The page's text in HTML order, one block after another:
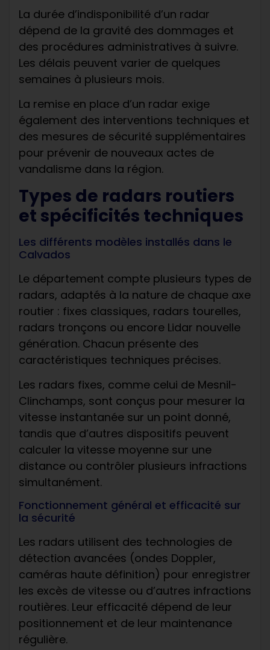
La durée d’indisponibilité d’un radar
dépend de la gravité des dommages et
des procédures administratives à suivre.
Les délais peuvent varier de quelques
semaines à plusieurs mois.
La remise en place d’un radar exige
également des interventions techniques et
des mesures de sécurité supplémentaires
pour prévenir de nouveaux actes de
vandalisme dans la région.
Types de radars routiers
et spécificités techniques
Les différents modèles installés dans le
Calvados
Le département compte plusieurs types de
radars, adaptés à la nature de chaque axe
routier : fixes classiques, radars tourelles,
radars tronçons ou encore Lidar nouvelle
génération. Chacun présente des
caractéristiques techniques précises.
Les radars fixes, comme celui de Mesnil-
Clinchamps, sont conçus pour mesurer la
vitesse instantanée sur un point donné,
tandis que d’autres dispositifs peuvent
calculer la vitesse moyenne sur une
distance ou contrôler plusieurs infractions
simultanément.
Fonctionnement général et efficacité sur
la sécurité
Les radars utilisent des technologies de
détection avancées (ondes Doppler,
caméras haute définition) pour enregistrer
les excès de vitesse ou d’autres infractions
routières. Leur efficacité dépend de leur
positionnement et de leur maintenance
régulière.